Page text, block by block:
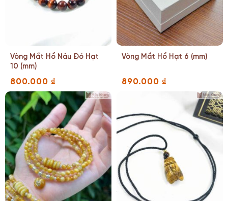
Vòng Mắt Hổ Nâu Đỏ Hạt
10 (mm)
800.000 ₫
Vòng Mắt Hổ Hạt 6 (mm)
890.000 ₫